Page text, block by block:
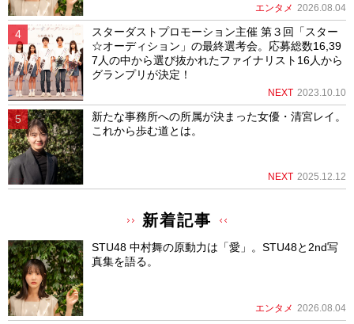
エンタメ 2026.08.04
スターダストプロモーション主催 第３回「スター
☆オーディション」の最終選考会。応募総数16,39
7人の中から選び抜かれたファイナリスト16人から
グランプリが決定！
NEXT 2023.10.10
新たな事務所への所属が決まった女優・清宮レイ。
これから歩む道とは。
NEXT 2025.12.12
新着記事
STU48 中村舞の原動力は「愛」。STU48と2nd写
真集を語る。
エンタメ 2026.08.04